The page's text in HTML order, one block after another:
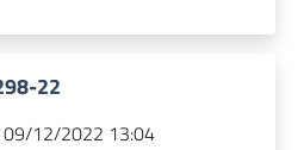
22
09/12/2022 13:04